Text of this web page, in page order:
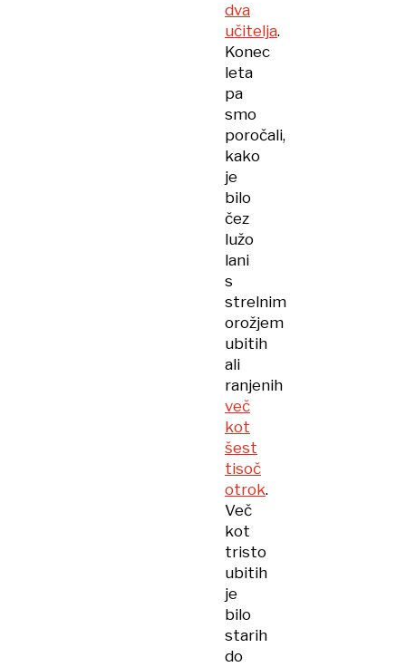
dva
učitelja.
Konec
leta
pa
smo
poročali,
kako
je
bilo
čez
lužo
lani
s
strelnim
orožjem
ubitih
ali
ranjenih
več
kot
šest
tisoč
otrok.
Več
kot
tristo
ubitih
je
bilo
starih
do